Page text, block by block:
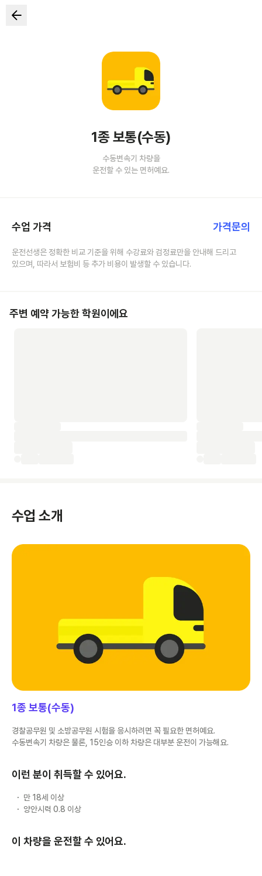
1종 보통(수동)
수동변속기 차량을
운전할 수 있는 면허예요.
수업 가격 가격문의
운전선생은 정확한 비교 기준을 위해 수강료와 검정료만을 안내해 드리고
있으며, 따라서 보험비 등 추가 비용이 발생할 수 있습니다.
주변 예약 가능한 학원이에요
수업 소개
1종 보통(수동)
경찰공무원 및 소방공무원 시험을 응시하려면 꼭 필요한 면허예요.
수동변속기 차량은 물론, 15인승 이하 차량은 대부분 운전이 가능해요.
이런 분이 취득할 수 있어요.
만 18세 이상
양안시력 0.8 이상
이 차량을 운전할 수 있어요.